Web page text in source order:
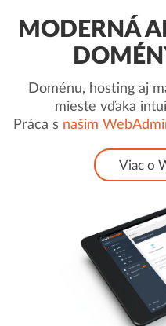
MODERNÁ
Doménu, hosting aj
mieste vďaka
Práca s našim
Viac o